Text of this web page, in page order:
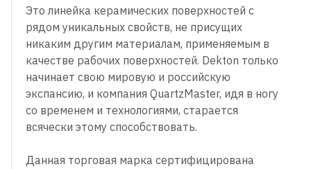
Это линейка керамических поверхностей с
рядом уникальных свойств, не присущих
никаким другим материалам, применяемым в
качестве рабочих поверхностей. Dekton только
начинает свою мировую и российскую
экспансию, и компания QuartzMaster, идя в ногу
со временем и технологиями, старается
всячески этому способствовать.
Данная торговая марка сертифицирована